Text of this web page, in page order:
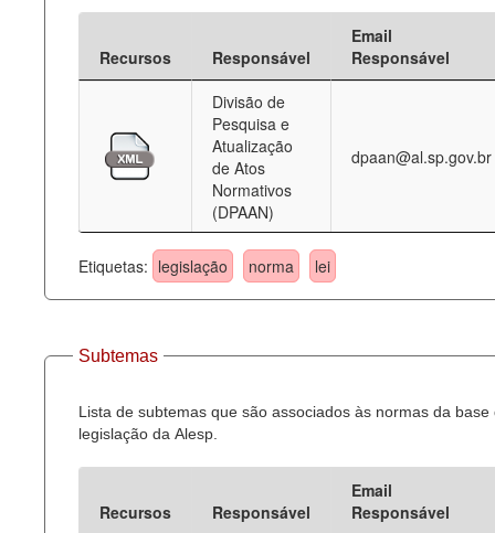
Recursos Responsável
Email
Responsável
Divisão de
Pesquisa e
Atualização
de Atos
Normativos
(DPAAN)
dpaan@al.sp.gov.br
Etiquetas: legislação norma lei
Subtemas
Lista de subtemas que são associados às normas da base
legislação da Alesp.
Recursos Responsável
Email
Responsável